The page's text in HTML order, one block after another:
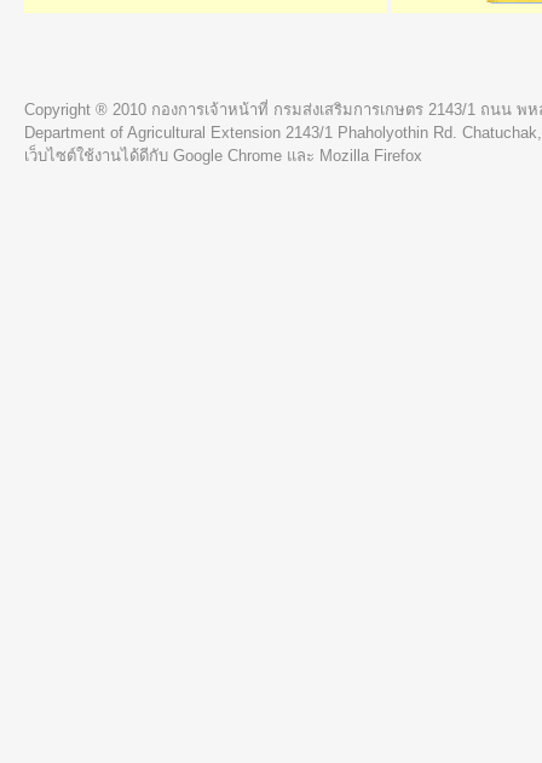
Copyright ® 2010 กองการเจ้าหน้าที่ กรมส่งเสริมการเกษตร 2143/1 ถนน
Department of Agricultural Extension 2143/1 Phaholyothin Rd.
เว็บไซต์ใช้งานได้ดีกับ Google Chrome และ Mozilla Firefox